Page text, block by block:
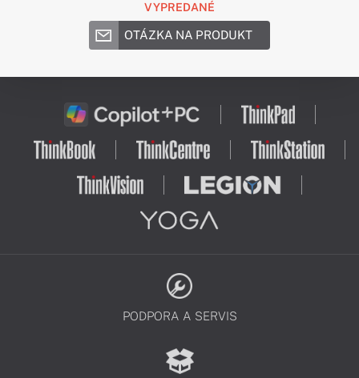
VYPREDANÉ
OTÁZKA NA PRODUKT
PODPORA A SERVIS